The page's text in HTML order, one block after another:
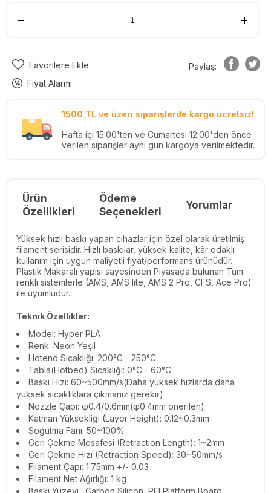
Favorilere Ekle
Fiyat Alarmı
Paylaş:
1500 TL ve üzeri siparişlerde kargo ücretsiz!
Hafta içi 15:00'ten ve Cumartesi 12:00'den önce
verilen siparişler aynı gün kargoya verilmektedir.
Ürün
Özellikleri
Ödeme
Seçenekleri
Yorumlar
Yüksek hızlı baskı yapan cihazlar için özel olarak üretilmiş
filament serisidir. Hızlı baskılar, yüksek kalite, kâr odaklı
kullanım için uygun maliyetli fiyat/performans ürünüdür.
Plastik Makaralı yapısı sayesinden Piyasada bulunan Tüm
renkli sistemlerle (AMS, AMS lite, AMS 2 Pro, CFS, Ace Pro)
ile uyumludur.
Teknik Özellikler:
Model: Hyper PLA
Renk: Neon Yeşil
Hotend Sıcaklığı: 200°C - 250°C
Tabla(Hotbed) Sıcaklığı: 0°C - 60°C
Baskı Hızı: 60~500mm/s(Daha yüksek hızlarda daha
yüksek sıcaklıklara çıkmanız gerekir)
Nozzle Çapı: φ0.4/0.6mm(φ0.4mm önerilen)
Katman Yüksekliği (Layer Height): 0.12~0.3mm
Soğutma Fanı: 50~100%
Geri Çekme Mesafesi (Retraction Length): 1~2mm
Geri Çekme Hızı (Retraction Speed): 30~50mm/s
Filament Çapı: 1.75mm +/- 0.03
Filament Net Ağırlığı: 1 kg